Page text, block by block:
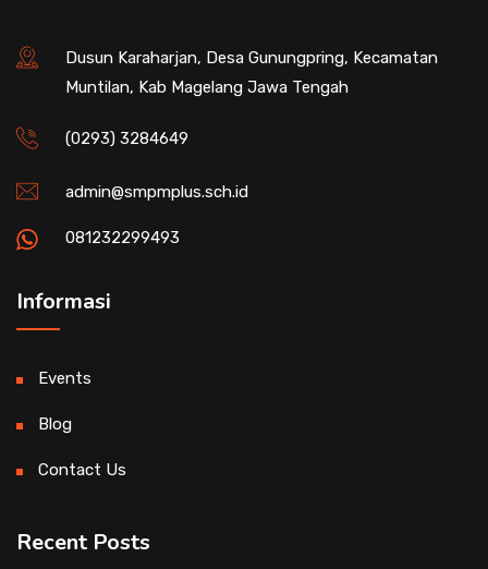
Dusun Karaharjan, Desa Gunungpring, Kecamatan
Muntilan, Kab Magelang Jawa Tengah
(0293) 3284649
admin@smpmplus.sch.id
081232299493
Informasi
Events
Blog
Contact Us
Recent Posts